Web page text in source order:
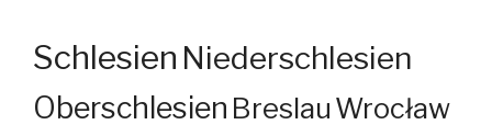
Schlesien Niederschlesien
Oberschlesien Breslau Wrocław